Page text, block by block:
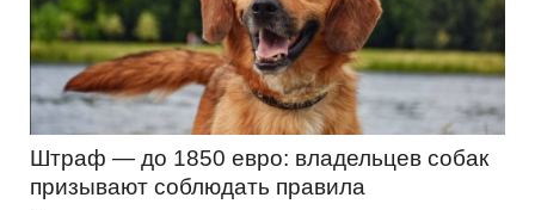
Штраф — до 1850 евро: владельцев собак
призывают соблюдать правила